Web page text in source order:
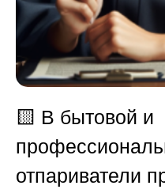
🟨 В бытовой и
отпариватели